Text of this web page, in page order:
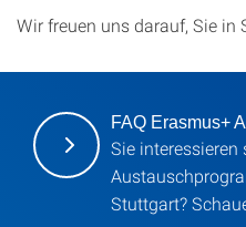
Wir freuen uns darauf, Sie in
FAQ Erasmus+
Sie
Stuttgart?